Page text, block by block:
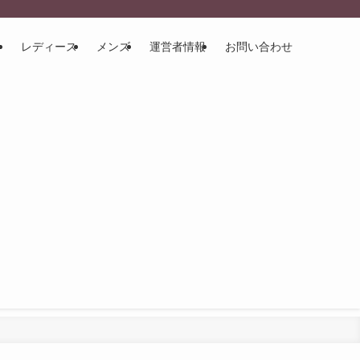
レディース メンズ 運営者情報 お問い合わせ